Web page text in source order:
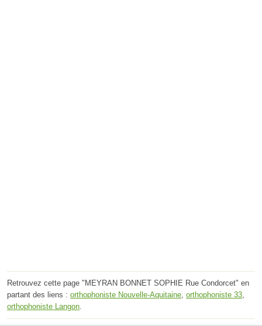
Retrouvez cette page "MEYRAN BONNET SOPHIE Rue Condorcet" en
partant des liens : orthophoniste Nouvelle-Aquitaine orthophoniste 33
orthophoniste Langon